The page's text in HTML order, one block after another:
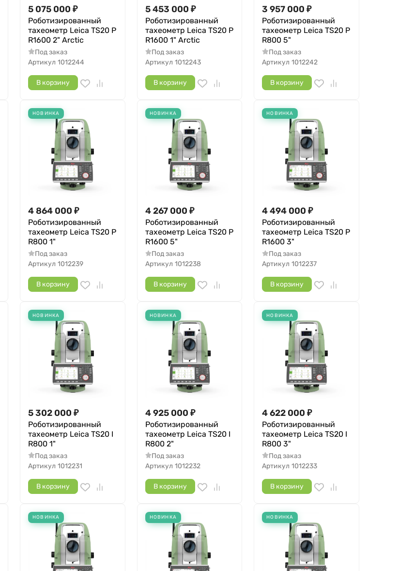
5 075 000 ₽
Роботизированный
тахеометр Leica TS20 P
R1600 2" Arctic
Под заказ
Артикул 1012244
В корзину
5 453 000 ₽
Роботизированный
тахеометр Leica TS20 P
R1600 1" Arctic
Под заказ
Артикул 1012243
В корзину
3 957 000 ₽
Роботизированный
тахеометр Leica TS20 P
R800 5"
Под заказ
Артикул 1012242
В корзину
НОВИНКА
4 864 000 ₽
Роботизированный
тахеометр Leica TS20 P
R800 1"
Под заказ
Артикул 1012239
В корзину
НОВИНКА
4 267 000 ₽
Роботизированный
тахеометр Leica TS20 P
R1600 5"
Под заказ
Артикул 1012238
В корзину
НОВИНКА
4 494 000 ₽
Роботизированный
тахеометр Leica TS20 P
R1600 3"
Под заказ
Артикул 1012237
В корзину
НОВИНКА
5 302 000 ₽
Роботизированный
тахеометр Leica TS20 I
R800 1"
Под заказ
Артикул 1012231
В корзину
НОВИНКА
4 925 000 ₽
Роботизированный
тахеометр Leica TS20 I
R800 2"
Под заказ
Артикул 1012232
В корзину
НОВИНКА
4 622 000 ₽
Роботизированный
тахеометр Leica TS20 I
R800 3"
Под заказ
Артикул 1012233
В корзину
НОВИНКА НОВИНКА НОВИНКА